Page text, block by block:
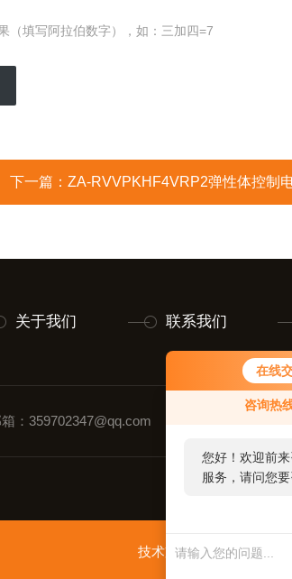
在线
咨询热
您好！欢迎前
服务，请问您
（填写阿拉伯数字），如：三加四=7
下一篇： ZA-RVVPKHF4VRP2弹性体控制电缆
关于我们 联系我们
：359702347@qq.com
技术支持：智慧城市网